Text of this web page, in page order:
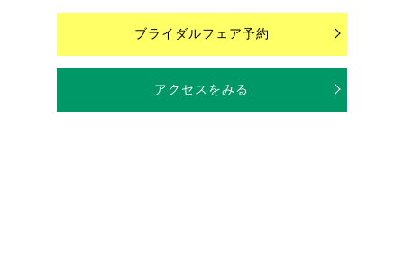
ブライダルフェア予約
アクセスをみる